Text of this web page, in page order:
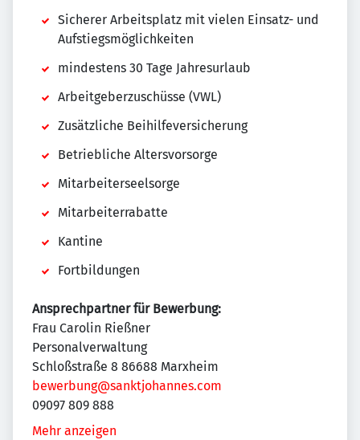
Sicherer Arbeitsplatz mit vielen Einsatz- und
Aufstiegsmöglichkeiten
mindestens 30 Tage Jahresurlaub
Arbeitgeberzuschüsse (VWL)
Zusätzliche Beihilfeversicherung
Betriebliche Altersvorsorge
Mitarbeiterseelsorge
Mitarbeiterrabatte
Kantine
Fortbildungen
Ansprechpartner für Bewerbung:
Frau Carolin Rießner
Personalverwaltung
Schloßstraße 8 86688 Marxheim
bewerbung@sanktjohannes.com
09097 809 888
Mehr anzeigen